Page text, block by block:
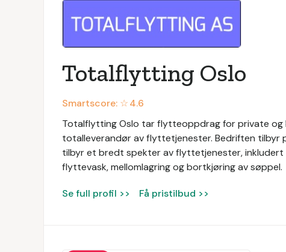
Totalflytting Oslo
Smartscore: ☆4.6
Totalflytting Oslo tar flytteoppdrag for private og
totalleverandør av flyttetjenester. Bedriften
tilbyr et bredt spekter av flyttetjenester,
flyttevask, mellomlagring og bortkjøring av søppel.
Se full profil >> Få pristilbud >>